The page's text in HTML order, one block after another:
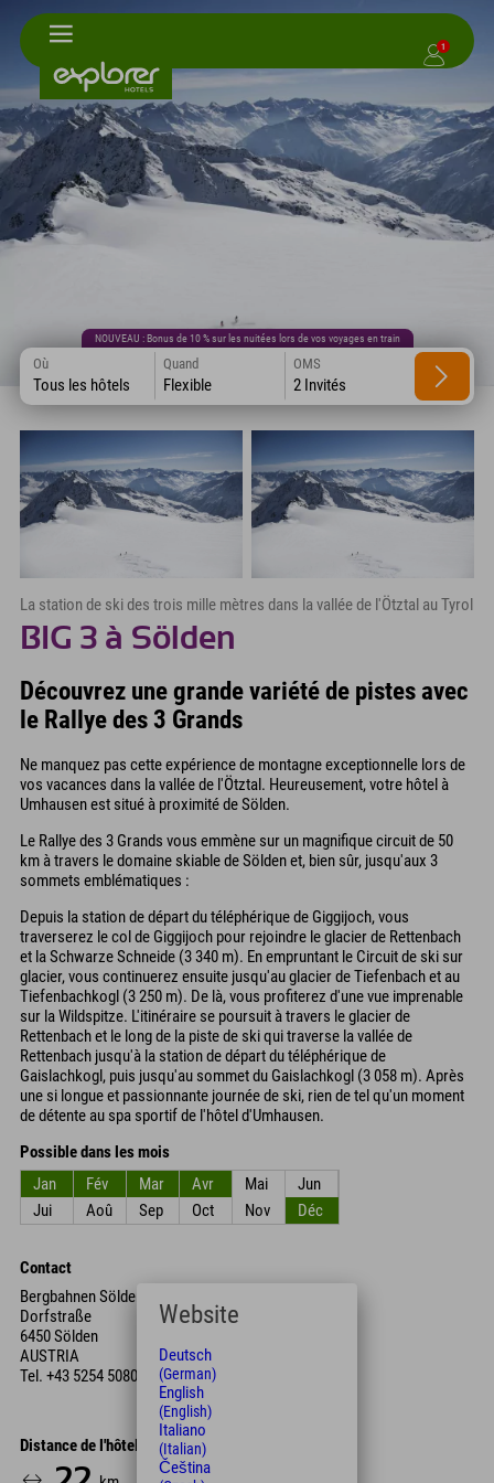
1
NOUVEAU : Bonus de 10 % sur les nuitées lors de vos voyages en train
Où
Tous les hôtels
Quand
Flexible
OMS
2 Invités
La station de ski des trois mille mètres dans la vallée de l'Ötztal au Tyrol
BIG 3 à Sölden
Découvrez une grande variété de pistes avec
le Rallye des 3 Grands
Ne manquez pas cette expérience de montagne exceptionnelle lors de
vos vacances dans la vallée de l'Ötztal. Heureusement, votre hôtel à
Umhausen est situé à proximité de Sölden.
Le Rallye des 3 Grands vous emmène sur un magnifique circuit de 50
km à travers le domaine skiable de Sölden et, bien sûr, jusqu'aux 3
sommets emblématiques :
Depuis la station de départ du téléphérique de Giggijoch, vous
traverserez le col de Giggijoch pour rejoindre le glacier de Rettenbach
et la Schwarze Schneide (3 340 m). En empruntant le Circuit de ski sur
glacier, vous continuerez ensuite jusqu'au glacier de Tiefenbach et au
Tiefenbachkogl (3 250 m). De là, vous profiterez d'une vue imprenable
sur la Wildspitze. L'itinéraire se poursuit à travers le glacier de
Rettenbach et le long de la piste de ski qui traverse la vallée de
Rettenbach jusqu'à la station de départ du téléphérique de
Gaislachkogl, puis jusqu'au sommet du Gaislachkogl (3 058 m). Après
une si longue et passionnante journée de ski, rien de tel qu'un moment
de détente au spa sportif de l'hôtel d'Umhausen.
Possible dans les mois
Jan
Fév Mar Avr Mai
Jun
Jui
Aoû Sep Oct Nov Déc
Contact
Bergbahnen Sölden
Dorfstraße
6450 Sölden
AUSTRIA
Tel. +43 5254 5080
Distance de l'hôtel
Website
Deutsch
(German)
English
(English)
Italiano
(Italian)
Čeština